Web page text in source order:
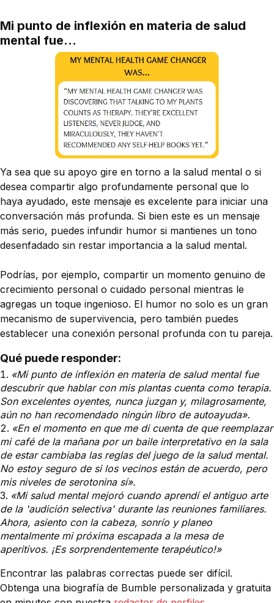
Mi punto de inflexión en materia de salud
mental fue...
Ya sea que su apoyo gire en torno a la salud mental o si
desea compartir algo profundamente personal que lo
haya ayudado, este mensaje es excelente para iniciar una
conversación más profunda. Si bien este es un mensaje
más serio, puedes infundir humor si mantienes un tono
desenfadado sin restar importancia a la salud mental.
Podrías, por ejemplo, compartir un momento genuino de
crecimiento personal o cuidado personal mientras le
agregas un toque ingenioso. El humor no solo es un gran
mecanismo de supervivencia, pero también puedes
establecer una conexión personal profunda con tu pareja.
Qué puede responder:
«Mi punto de inflexión en materia de salud mental fue
descubrir que hablar con mis plantas cuenta como terapia.
Son excelentes oyentes, nunca juzgan y, milagrosamente,
aún no han recomendado ningún libro de autoayuda».
«En el momento en que me di cuenta de que reemplazar
mi café de la mañana por un baile interpretativo en la sala
de estar cambiaba las reglas del juego de la salud mental.
No estoy seguro de si los vecinos están de acuerdo, pero
mis niveles de serotonina sí».
«Mi salud mental mejoró cuando aprendí el antiguo arte
de la 'audición selectiva' durante las reuniones familiares.
Ahora, asiento con la cabeza, sonrío y planeo
mentalmente mi próxima escapada a la mesa de
aperitivos. ¡Es sorprendentemente terapéutico!»
Encontrar las palabras correctas puede ser difícil.
Obtenga una biografía de Bumble personalizada y gratuita